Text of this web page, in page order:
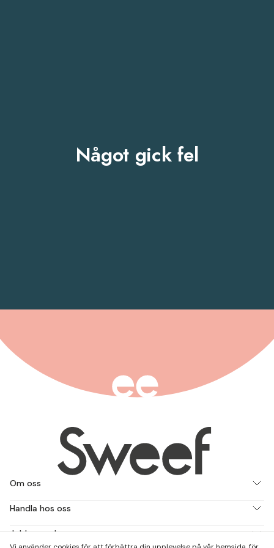
Något gick fel
Om oss
Handla hos oss
Jobba med oss